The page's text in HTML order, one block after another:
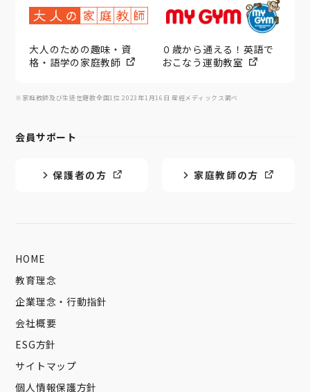
大人のための趣味・資
格・語学の家庭教師
０歳から通える！英語で
おこなう運動教室
※家庭教師及び生徒在籍数全国1位 2023年1月16日 産經メディックス調べ
会員サポート
保護者の方 家庭教師の方
HOME
教育理念
企業理念・行動指針
会社概要
ESG方針
サイトマップ
個人情報保護方針